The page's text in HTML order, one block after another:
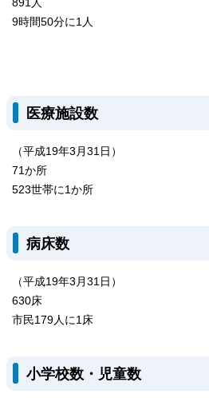
891人
9時間50分に1人
医療施設数
（平成19年3月31日）
71か所
523世帯に1か所
病床数
（平成19年3月31日）
630床
市民179人に1床
小学校数・児童数